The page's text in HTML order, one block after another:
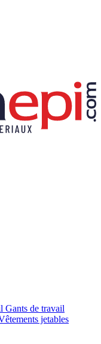
Gants de travail
jetables